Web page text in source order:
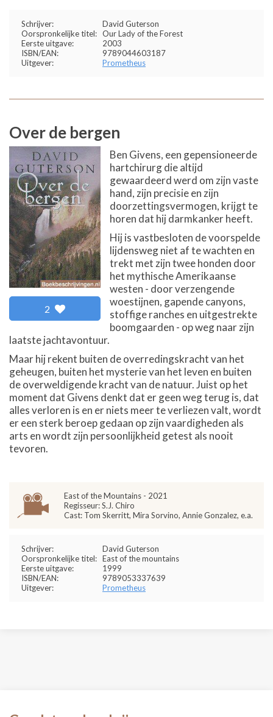
Schrijver:
David Guterson
Oorspronkelijke titel: Our Lady of the Forest
Eerste uitgave:
2003
ISBN/EAN:
9789044603187
Uitgever:
Prometheus
Over de bergen
2
Ben Givens, een gepensioneerde
hartchirurg die altijd
gewaardeerd werd om zijn vaste
hand, zijn precisie en zijn
doorzettingsvermogen, krijgt te
horen dat hij darmkanker heeft.
Hij is vastbesloten de voorspelde
lijdensweg niet af te wachten en
trekt met zijn twee honden door
het mythische Amerikaanse
westen - door verzengende
woestijnen, gapende canyons,
stoffige ranches en uitgestrekte
boomgaarden - op weg naar zijn
laatste jachtavontuur.
Maar hij rekent buiten de overredingskracht van het
geheugen, buiten het mysterie van het leven en buiten
de overweldigende kracht van de natuur. Juist op het
moment dat Givens denkt dat er geen weg terug is, dat
alles verloren is en er niets meer te verliezen valt, wordt
er een sterk beroep gedaan op zijn vaardigheden als
arts en wordt zijn persoonlijkheid getest als nooit
tevoren.
East of the Mountains - 2021
Regisseur: S.J. Chiro
Cast: Tom Skerritt, Mira Sorvino, Annie Gonzalez, e.a.
Schrijver:
David Guterson
Oorspronkelijke titel: East of the mountains
Eerste uitgave:
1999
ISBN/EAN:
9789053337639
Uitgever:
Prometheus